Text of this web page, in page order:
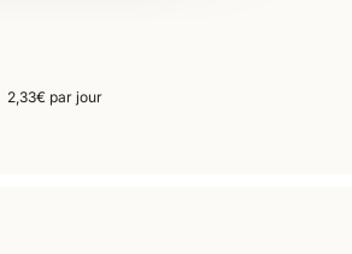
2,33€ par jour